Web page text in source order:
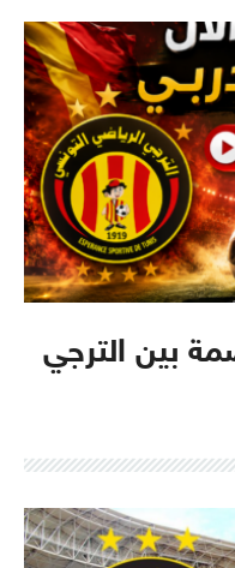
بين الترجي